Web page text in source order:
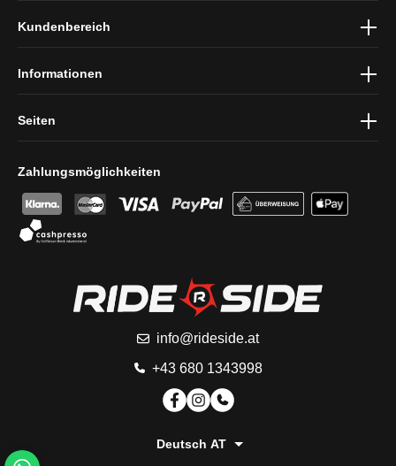
und dieAGBgelesen und bin mit ihnen einverstanden.
Zahlungsmöglichkeiten
info@rideside.at
+43 680 1343998
Kundenbereich
Informationen
Seiten
Deutsch AT